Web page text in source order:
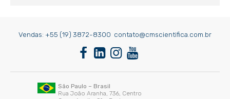
Vendas: +55 (19) 3872-8300 contato@cmscientifica.com.br
São Paulo – Brasil
Rua João Aranha, 736, Centro